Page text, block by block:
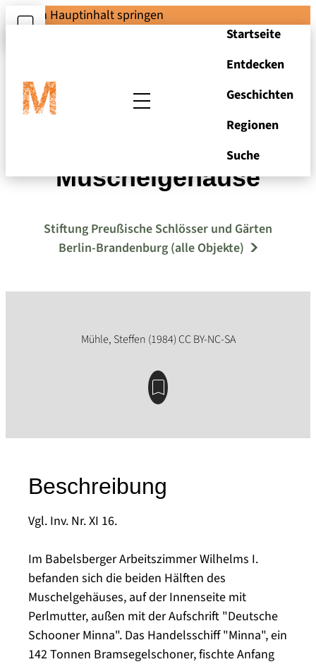
Zum Hauptinhalt springen
Startseite
Entdecken
Geschichten
Regionen
Suche
Muschelgehäuse
Stiftung Preußische Schlösser und Gärten
Berlin-Brandenburg (alle Objekte)
Beschreibung
Vgl. Inv. Nr. XI 16.
Im Babelsberger Arbeitszimmer Wilhelms I.
befanden sich die beiden Hälften des
Muschelgehäuses, auf der Innenseite mit
Perlmutter, außen mit der Aufschrift "Deutsche
Schooner Minna". Das Handelsschiff "Minna", ein
142 Tonnen Bramsegelschoner, fischte Anfang